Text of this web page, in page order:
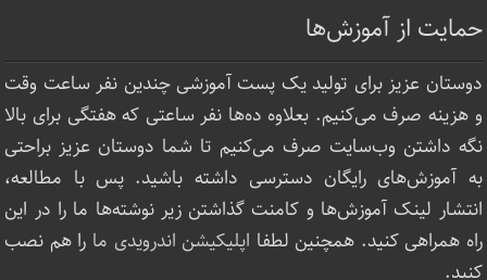
حمایت از آموزش‌ها
دوستان عزیز برای تولید یک پست آموزشی چندین نفر ساعت‌ وقت
و هزینه صرف می‌کنیم. بعلاوه ده‌ها نفر ساعتی که هفتگی برای بالا
نگه داشتن وب‌سایت صرف ‌می‌کنیم تا شما دوستان عزیز براحتی
به آموزش‌های رایگان دسترسی داشته باشید. پس با مطالعه،
انتشار لینک‌ آموزش‌ها و کامنت گذاشتن زیر نوشته‌‌ها ما را در این
راه همراهی کنید. همچنین لطفا اپلیکیشن اندرویدی ما را هم نصب
کنید.